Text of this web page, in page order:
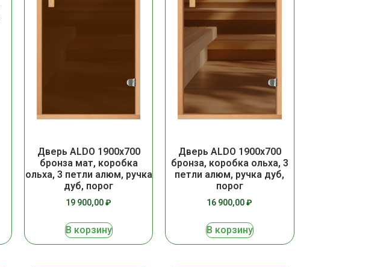
Дверь ALDO 1900х700
бронза мат, коробка
ольха, 3 петли алюм, ручка
дуб, порог
19 900,00₽
В корзину
Дверь ALDO 1900х700
бронза, коробка ольха, 3
петли алюм, ручка дуб,
порог
16 900,00₽
В корзину